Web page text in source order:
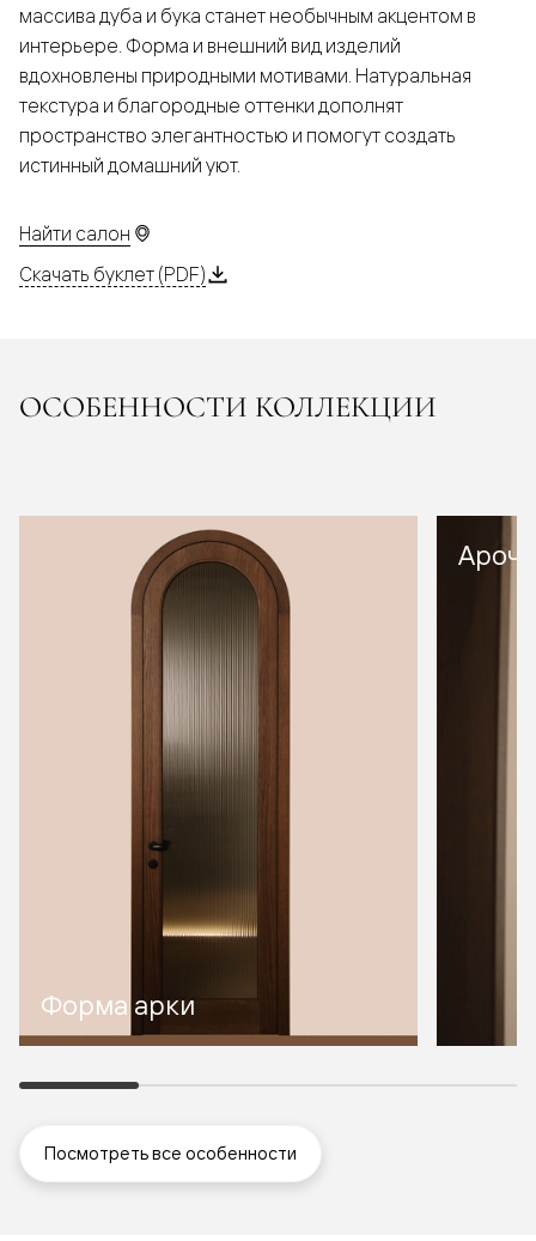
массива дуба и бука станет необычным акцентом в
интерьере. Форма и внешний вид изделий
вдохновлены природными мотивами. Натуральная
текстура и благородные оттенки дополнят
пространство элегантностью и помогут создать
истинный домашний уют.
Найти салон
Скачать буклет (PDF)
ОСОБЕННОСТИ КОЛЛЕКЦИИ
Форма арки
Посмотреть все особенности